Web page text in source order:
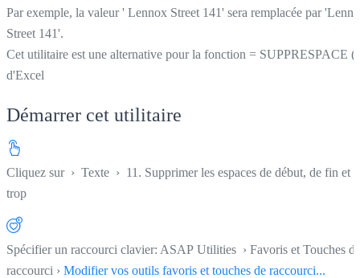
Par exemple, la valeur ' Lennox Street 141' sera remplacée par
Street 141'.
Cet utilitaire est une alternative pour la fonction = SUPPRESPACE ()
d'Excel
Démarrer cet utilitaire
Cliquez sur › Texte › 11. Supprimer les espaces de début, de fin et
trop
Spécifier un raccourci clavier: ASAP Utilities › Favoris et Touches de
raccourci › Modifier vos outils favoris et touches de raccourci...